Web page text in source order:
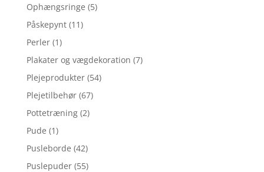
Ophængsringe (5)
Påskepynt (11)
Perler (1)
Plakater og vægdekoration (7)
Plejeprodukter (54)
Plejetilbehør (67)
Pottetræning (2)
Pude (1)
Pusleborde (42)
Puslepuder (55)